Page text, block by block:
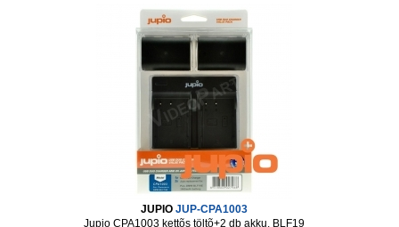
JUPIO JUP-CPA1003
Jupio CPA1003 kettõs töltõ+2 db akku. BLF19